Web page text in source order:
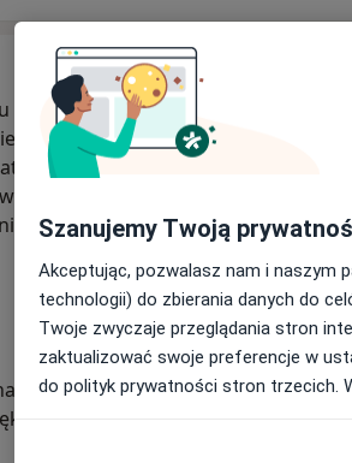
przy Śląskim
tylko z zawodu ale również z
szkolenia specjalizujące w
poziom leczenia oraz
się od bólu.
proszę o kontakt z nr
Szanujemy Twoją
Akceptując, pozwalasz nam i naszym
technologii) do zbierania danych do
Twoje zwyczaje przeglądania stron
zaktualizować swoje preferencje w
do polityk prywatności stron trzecich.